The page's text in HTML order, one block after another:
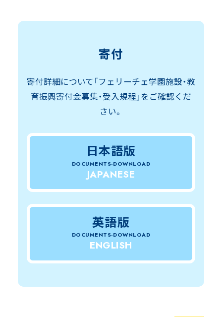
寄付
寄付詳細について「フェリーチェ学園施設・教
育振興寄付金募集・受入規程」をご確認くだ
さい。
日本語版
DOCUMENTS-DOWNLOAD
JAPANESE
英語版
DOCUMENTS-DOWNLOAD
ENGLISH